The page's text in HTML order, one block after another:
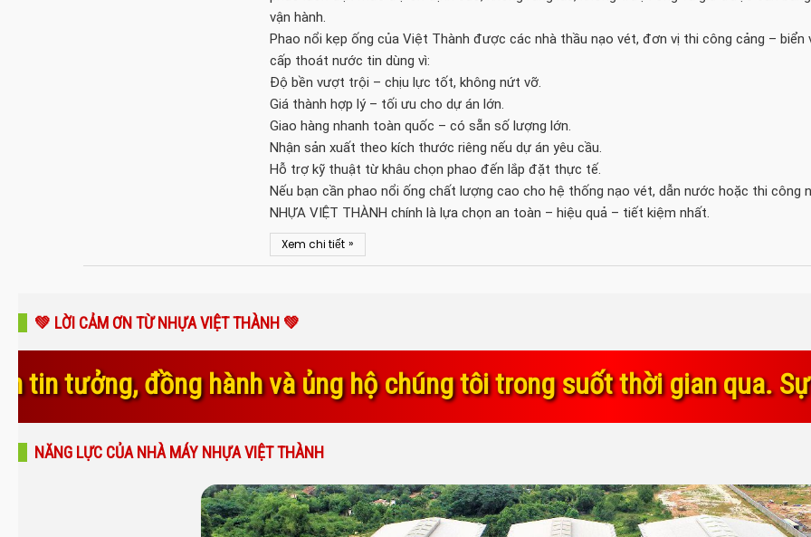
vận hành.
Phao nổi kẹp ống của Việt Thành được các nhà thầu nạo vét, đơn vị thi công cảng – biển
cấp thoát nước tin dùng vì:
Độ bền vượt trội – chịu lực tốt, không nứt vỡ.
Giá thành hợp lý – tối ưu cho dự án lớn.
Giao hàng nhanh toàn quốc – có sẵn số lượng lớn.
Nhận sản xuất theo kích thước riêng nếu dự án yêu cầu.
Hỗ trợ kỹ thuật từ khâu chọn phao đến lắp đặt thực tế.
Nếu bạn cần phao nổi ống chất lượng cao cho hệ thống nạo vét, dẫn nước hoặc thi công
NHỰA VIỆT THÀNH chính là lựa chọn an toàn – hiệu quả – tiết kiệm nhất.
Xem chi tiết »
💚 LỜI CẢM ƠN TỪ NHỰA VIỆT THÀNH 💚
hộ chúng tôi trong suốt thời gian qua. Sự tin yêu và gắn bó
NĂNG LỰC CỦA NHÀ MÁY NHỰA VIỆT THÀNH